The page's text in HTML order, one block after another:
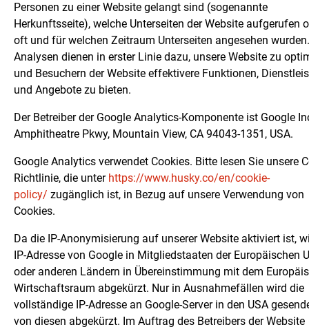
Personen zu einer Website gelangt sind (sogenannte
Herkunftsseite), welche Unterseiten der Website aufgerufen
oft und für welchen Zeitraum Unterseiten angesehen
Analysen dienen in erster Linie dazu, unsere Website zu
und Besuchern der Website effektivere Funktionen,
und Angebote zu bieten.
Der Betreiber der Google Analytics-Komponente ist Google
Amphitheatre Pkwy, Mountain View, CA 94043-1351, USA.
Google Analytics verwendet Cookies. Bitte lesen Sie unsere
Richtlinie, die unterhttps://www.husky.co/en/cookie-
policy/ zugänglich ist, in Bezug auf unsere Verwendung von
Cookies.
Da die IP-Anonymisierung auf unserer Website aktiviert ist,
IP-Adresse von Google in Mitgliedstaaten der Europäischen
oder anderen Ländern in Übereinstimmung mit dem
Wirtschaftsraum abgekürzt. Nur in Ausnahmefällen wird die
vollständige IP-Adresse an Google-Server in den USA
von diesen abgekürzt. Im Auftrag des Betreibers der Website